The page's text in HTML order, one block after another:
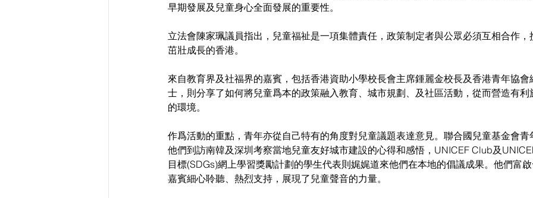
早期發展及兒童身心全面發展的重要性。
立法會陳家珮議員指出，兒童福祉是一項集體責任，政策制定者與公眾必須互相合作
茁壯成長的香港。
來自教育界及社福界的嘉賓，包括香港資助小學校長會主席鍾麗金校長及香港青年協會
士，則分享了如何將兒童爲本的政策融入教育、城市規劃、及社區活動，從而營造有
的環境。
作爲活動的重點，青年亦從自己特有的角度對兒童議題表達意見。聯合國兒童基金會
他們到訪南韓及深圳考察當地兒童友好城市建設的心得和感悟，UNICEF Club及
目標(SDGs)網上學習獎勵計劃的學生代表則娓娓道來他們在本地的倡議成果。他們富
嘉賓細心聆聽、熱烈支持，展現了兒童聲音的力量。